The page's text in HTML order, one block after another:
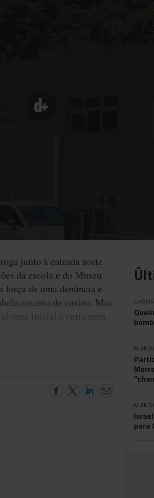
junto à entrada norte
da escola e do Museu
de uma denúncia e
de ensino. Mas
alarme inicial e entra num
para